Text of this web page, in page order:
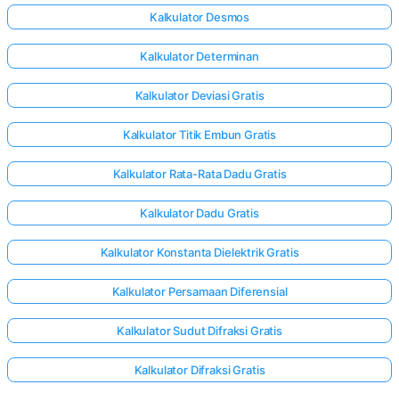
di sini!
Kalkulator Desmos
Kalkulator Determinan
Kalkulator Deviasi Gratis
Kalkulator Titik Embun Gratis
Kalkulator Rata-Rata Dadu Gratis
Kalkulator Dadu Gratis
Kalkulator Konstanta Dielektrik Gratis
Kalkulator Persamaan Diferensial
Kalkulator Sudut Difraksi Gratis
Kalkulator Difraksi Gratis